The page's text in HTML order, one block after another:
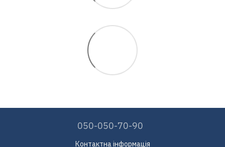
050-050-70-90
Контактна інформація